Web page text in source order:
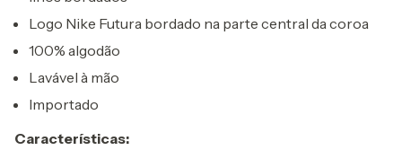
Logo Nike Futura bordado na parte central da coroa
100% algodão
Lavável à mão
Importado
Características: